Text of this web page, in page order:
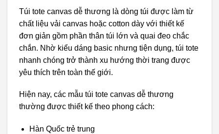
Túi tote canvas dễ thương là dòng túi được làm từ
chất liệu vải canvas hoặc cotton dày với thiết kế
đơn giản gồm phần thân túi lớn và quai đeo chắc
chắn. Nhờ kiểu dáng basic nhưng tiện dụng, túi tote
nhanh chóng trở thành xu hướng thời trang được
yêu thích trên toàn thế giới.
Hiện nay, các mẫu túi tote canvas dễ thương
thường được thiết kế theo phong cách:
Hàn Quốc trẻ trung